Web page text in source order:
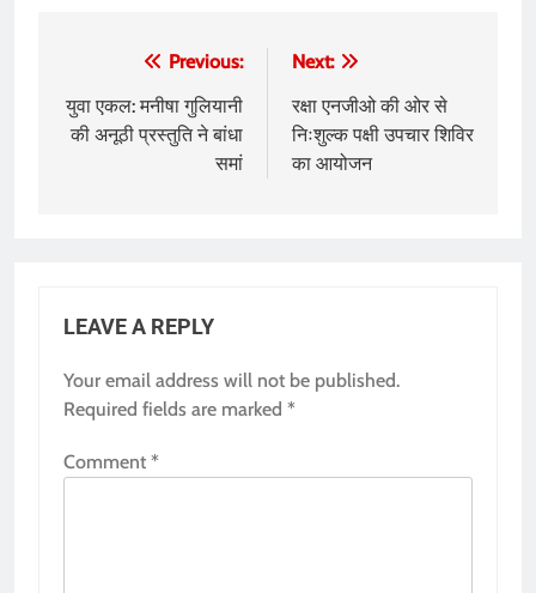
navigation
Previous:
युवा एकल: मनीषा गुलियानी
की अनूठी प्रस्तुति ने बांधा
समां
Next:
रक्षा एनजीओ की ओर से
निःशुल्क पक्षी उपचार शिविर
का आयोजन
LEAVE A REPLY
Your email address will not be published.
Required fields are marked *
Comment *